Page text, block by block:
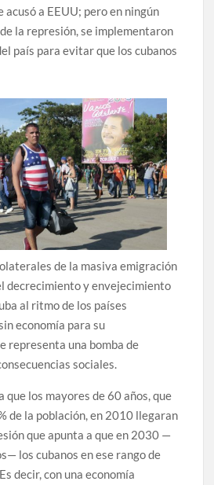
acusó a EEUU; pero en ningún
la represión, se implementaron
país para evitar que los cubanos
de la masiva emigración
decrecimiento y envejecimiento
al ritmo de los países
economía para su
representa una bomba de
sociales.
que los mayores de 60 años, que
de la población, en 2010 llegaran
que apunta a que en 2030 —
los cubanos en ese rango de
decir, con una economía